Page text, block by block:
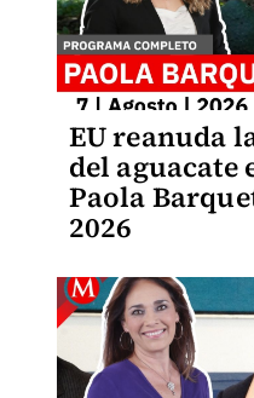
EU reanuda
del aguacate
Paola
2026